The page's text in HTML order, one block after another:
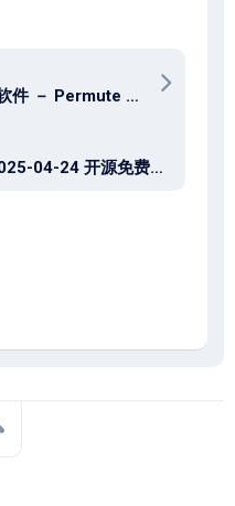
苹果多媒体全能格式转换软件 － Permute for Mac v3.13.3
PbootCMS V3.2.12 2025-04-24 开源免费的PHP企业网站系统